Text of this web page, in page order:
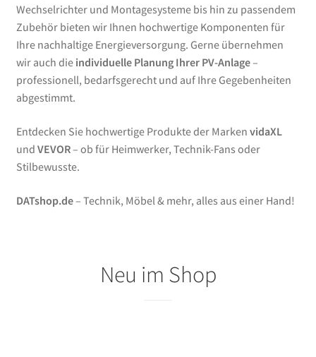
Wechselrichter und Montagesysteme bis hin zu passendem
Zubehör bieten wir Ihnen hochwertige Komponenten für
Ihre nachhaltige Energieversorgung. Gerne übernehmen
wir auch die individuelle Planung Ihrer PV-Anlage–
professionell, bedarfsgerecht und auf Ihre Gegebenheiten
abgestimmt.
Entdecken Sie hochwertige Produkte der Marken vidaXL
und VEVOR– ob für Heimwerker, Technik-Fans oder
Stilbewusste.
DATshop.de– Technik, Möbel & mehr, alles aus einer Hand!
Neu im Shop